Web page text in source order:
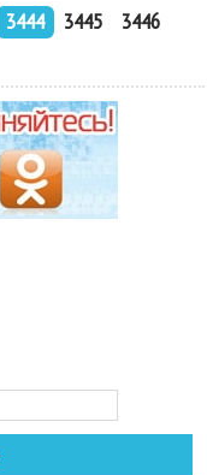
3444 3445
3446